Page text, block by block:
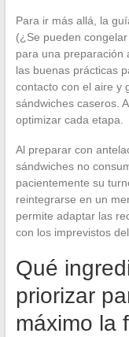
Para ir más allá, la
(¿Se pueden
para una preparación
las buenas prácticas
contacto con el aire y
sándwiches caseros.
optimizar cada etapa.
Al preparar con
sándwiches no
pacientemente su
reintegrarse en un
permite adaptar las
con los imprevistos
Qué
priorizar
máximo la